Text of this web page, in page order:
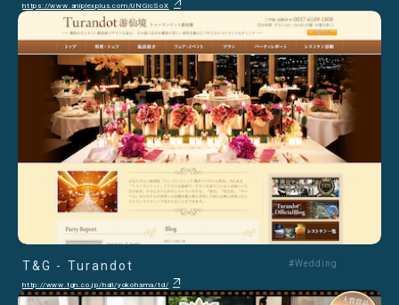
https://www.aniplexplus.com/UNGicSoX
T&G - Turandot
http://www.tgn.co.jp/hall/yokohama/td/
#Wedding